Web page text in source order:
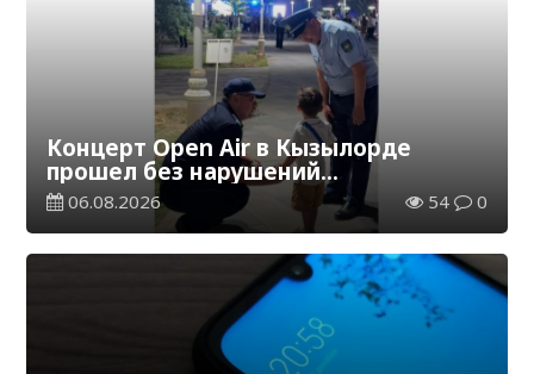
Концерт Open Air в Кызылорде
прошел без нарушений
общественного порядка
06.08.2026 54 0